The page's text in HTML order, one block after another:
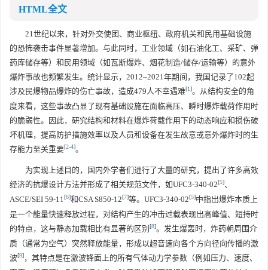
HTML全文
21世纪以来，针对外交使团、商业枢纽、政府机关和民用基础设施
的恐怖袭击事件显著增加。与此同时，工业领域（如石油化工、采矿、弹
药库储存等）和民用领域（如瓦斯爆炸、烟花制造/储存/运输等）的意外
爆炸事故也频繁发生。统计显示，2012–2021年期间，我国记录了102起
涉及民爆物品爆炸的伤亡事故，造成479人不幸遇难[1]。从结构安全的角
度来看，这些事故凸显了现有基础设施在面临高压、瞬时爆炸载荷作用时
的脆弱性。因此，研究结构和材料在爆炸荷载作用下的动态响应和损伤破
坏机理，提高防护措施效率以及人员和设备在发生故意或意外爆炸时的生
存能力至关重要[2-4]。
为实现上述目的，国内外学者们进行了大量的研究，提出了许多高效
经济的抗爆设计方法并形成了相关规范文件，如UFC3-340-02[5]、
ASCE/SEI 59-11[6]和CSA S850-12[7]等。UFC3-340-02[5]中指出爆炸本质上
是一个能量快速释放过程，对结构产生的冲击过载表现出高峰值、短持时
的特点，这与静态加载相比有显著的区别 [8]。发生爆轰时，炸药朝周围介
质（通常为空气）突然释放能量，形成以超音速向各个方向径向传播的激
波[9]，其特点是在激波锋面上的所有气体动力学参数（例如压力、速度、